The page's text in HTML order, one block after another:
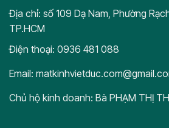
Địa chỉ: số 109 Dạ Nam, Phường
TP.HCM
Điện thoại: 0936 481 088
Email:
Chủ hộ kinh doanh: Bà PHẠM THỊ